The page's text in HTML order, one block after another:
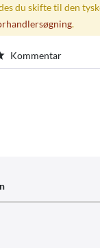
du skifte til den
.
Kommentar